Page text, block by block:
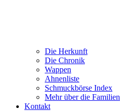
Die Herkunft
Die Chronik
Wappen
Ahnenliste
Schmuckbörse Index
Mehr über die Familien
Kontakt